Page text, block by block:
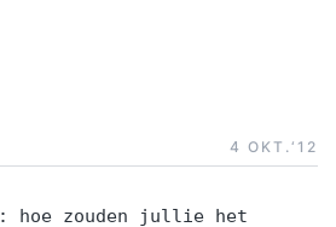
4 OKT.‘12
hoe zouden jullie het